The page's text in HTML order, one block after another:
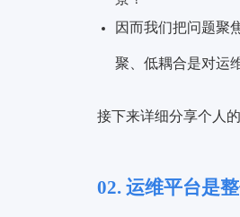
因而我们把问题聚
聚、低耦合是对运
接下来详细分享个人
02. 运维平台是